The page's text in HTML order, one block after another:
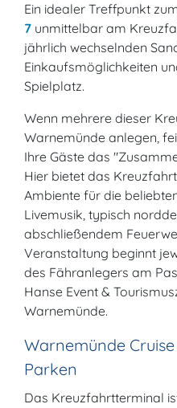
Ein idealer Treffpunkt
7 unmittelbar am
jährlich wechselnden
Einkaufsmöglichkeiten
Spielplatz.
Wenn mehrere dieser
Warnemünde anlegen,
Ihre Gäste das
Hier bietet das
Ambiente für die
Livemusik, typisch
abschließendem
Veranstaltung beginnt
des Fähranlegers am
Hanse Event &
Warnemünde.
Warnemünde
Parken
Das Kreuzfahrtterminal